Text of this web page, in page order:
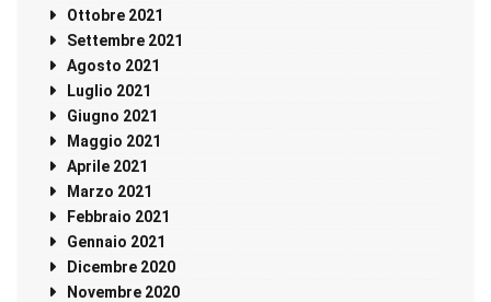
Ottobre 2021
Settembre 2021
Agosto 2021
Luglio 2021
Giugno 2021
Maggio 2021
Aprile 2021
Marzo 2021
Febbraio 2021
Gennaio 2021
Dicembre 2020
Novembre 2020